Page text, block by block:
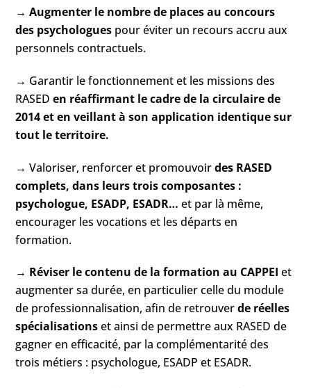
→Augmenter le nombre de places au concours
des psychologues pour éviter un recours accru aux
personnels contractuels.
→ Garantir le fonctionnement et les missions des
RASEDen réaffirmant le cadre de la circulaire de
2014 et en veillant à son application identique sur
tout le territoire.
→ Valoriser, renforcer et promouvoirdes RASED
complets, dans leurs trois composantes :
psychologue, ESADP, ESADR… et par là même,
encourager les vocations et les départs en
formation.
→ Réviser le contenu de la formation au CAPPEI et
augmenter sa durée, en particulier celle du module
de professionnalisation, afin de retrouverde réelles
spécialisationset ainsi de permettre aux RASED de
gagner en efficacité, par la complémentarité des
trois métiers : psychologue, ESADP et ESADR.